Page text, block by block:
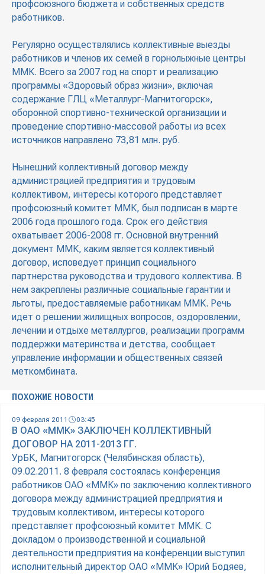
профсоюзного бюджета и собственных средств
работников.
Регулярно осуществлялись коллективные выезды
работников и членов их семей в горнолыжные центры
ММК. Всего за 2007 год на спорт и реализацию
программы «Здоровый образ жизни», включая
содержание ГЛЦ «Металлург-Магнитогорск»,
оборонной спортивно-технической организации и
проведение спортивно-массовой работы из всех
источников направлено 73,81 млн. руб.
Нынешний коллективный договор между
администрацией предприятия и трудовым
коллективом, интересы которого представляет
профсоюзный комитет ММК, был подписан в марте
2006 года прошлого года. Срок его действия
охватывает 2006-2008 гг. Основной внутренний
документ ММК, каким является коллективный
договор, исповедует принцип социального
партнерства руководства и трудового коллектива. В
нем закреплены различные социальные гарантии и
льготы, предоставляемые работникам ММК. Речь
идет о решении жилищных вопросов, оздоровлении,
лечении и отдыхе металлургов, реализации программ
поддержки материнства и детства, сообщает
управление информации и общественных связей
меткомбината.
ПОХОЖИЕ НОВОСТИ
09 февраля 2011 03:45
В ОАО «ММК» ЗАКЛЮЧЕН КОЛЛЕКТИВНЫЙ
ДОГОВОР НА 2011-2013 ГГ.
УрБК, Магнитогорск (Челябинская область),
09.02.2011. 8 февраля состоялась конференция
работников ОАО «ММК» по заключению коллективного
договора между администрацией предприятия и
трудовым коллективом, интересы которого
представляет профсоюзный комитет ММК. С
докладом о производственной и социальной
деятельности предприятия на конференции выступил
исполнительный директор ОАО «ММК» Юрий Бодяев,